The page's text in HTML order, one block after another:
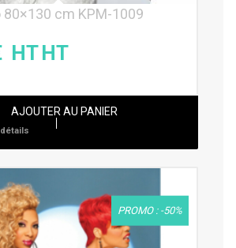
80×130 cm KPM-1009
AJOUTER AU PANIER
PROMO : -50%